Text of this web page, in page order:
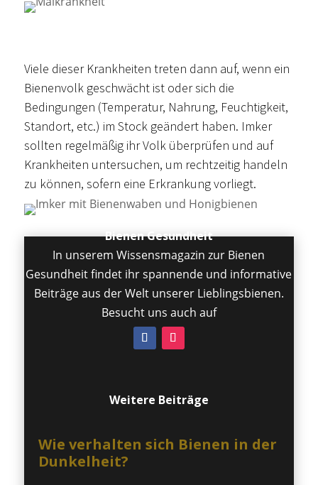
Viele dieser Krankheiten treten dann auf, wenn ein
Bienenvolk geschwächt ist oder sich die
Bedingungen (Temperatur, Nahrung, Feuchtigkeit,
Standort, etc.) im Stock geändert haben. Imker
sollten regelmäßig ihr Volk überprüfen und auf
Krankheiten untersuchen, um rechtzeitig handeln
zu können, sofern eine Erkrankung vorliegt.
Bienen Gesundheit
In unserem Wissensmagazin zur Bienen
Gesundheit findet ihr spannende und informative
Beiträge aus der Welt unserer Lieblingsbienen.
Besucht uns auch auf
Weitere Beiträge
Wie verhalten sich Bienen in der
Dunkelheit?